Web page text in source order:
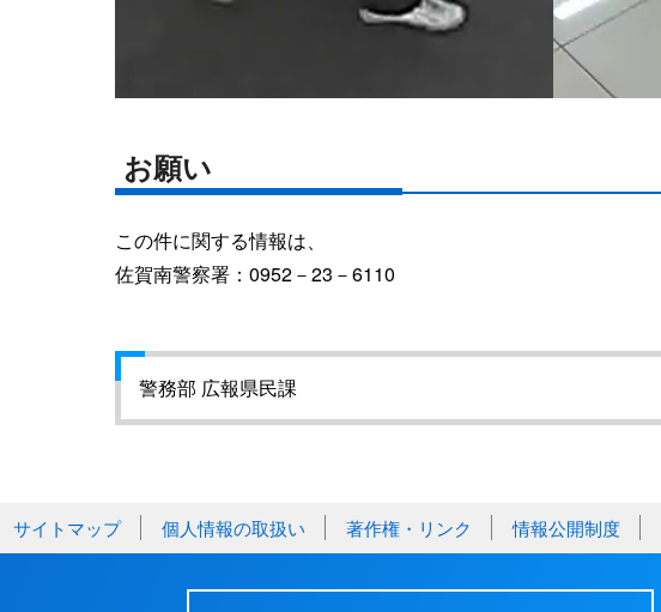
お願い
この件に関する情報は、
佐賀南警察署：0952－23－6110
警務部 広報県民課
サイトマップ 個人情報の取扱い 著作権・リンク 情報公開制度